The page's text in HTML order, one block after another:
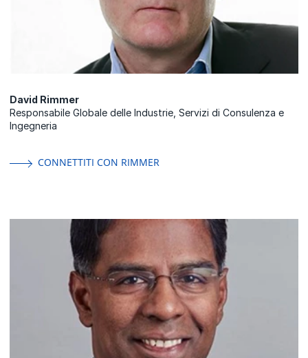
David Rimmer
Responsabile Globale delle Industrie, Servizi di Consulenza e
Ingegneria
CONNETTITI CON RIMMER